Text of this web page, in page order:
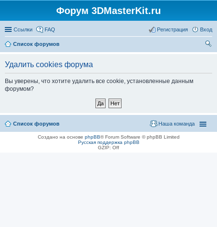
Форум 3DMasterKit.ru
Ссылки FAQ Вход
Регистрация
Список форумов
Удалить cookies форума
Вы уверены, что хотите удалить все cookie, установленные данным
форумом?
Список форумов Наша команда
Создано на основе phpBB® Forum Software © phpBB Limited
Русская поддержка phpBB
GZIP: Off